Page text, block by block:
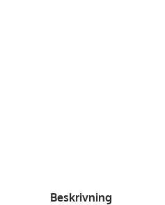
Beskrivning